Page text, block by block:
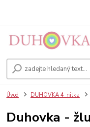
Úvod DUHOVKA 4-nitka
Duhovka -